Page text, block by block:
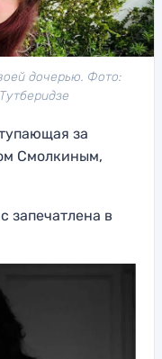
дочерью. Фото:
за
Смолкиным,
запечатлена в